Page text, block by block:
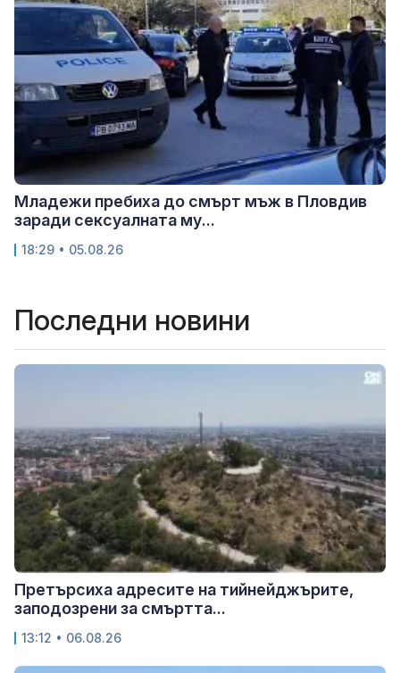
Младежи пребиха до смърт мъж в Пловдив
заради сексуалната му...
18:29 • 05.08.26
Последни новини
Претърсиха адресите на тийнейджърите,
заподозрени за смъртта...
13:12 • 06.08.26